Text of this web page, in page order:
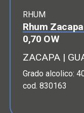
RHUM
Rhum
0,70 OW
ZACAPA |
Grado alcolico:
cod. 830163